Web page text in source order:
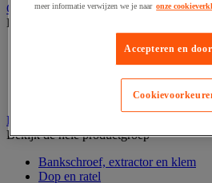
Gereedschap opbergen
Bekijk de hele productgroep
Assortimentsdoos en
Gereedschapskist en opbergtas
Gereedschapskoffer en versterkte
Verrijdbare werktafel
Handgereedschap
Bekijk de hele productgroep
Bankschroef, extractor en klem
Dop en ratel
meer informatie verwijzen we je naar onze
Accepteren en